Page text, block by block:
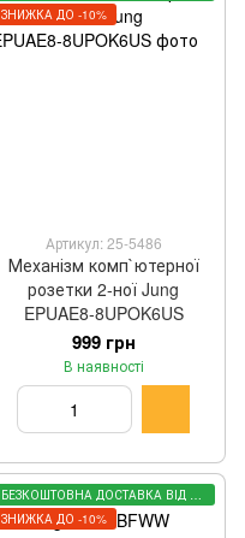
ЗНИЖКА ДО -10%
Артикул: 25-5486
Механізм комп`ютерної
розетки 2-ної Jung
EPUAE8-8UPOK6US
999 грн
В наявності
БЕЗКОШТОВНА ДОСТАВКА ВІД 3000 ГРН
ЗНИЖКА ДО -10%